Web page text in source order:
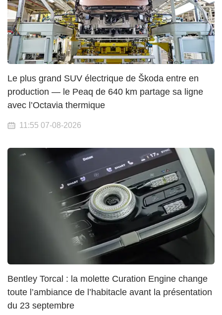
Le plus grand SUV électrique de Škoda entre en
production — le Peaq de 640 km partage sa ligne
avec l’Octavia thermique
11:55 07-08-2026
Bentley Torcal : la molette Curation Engine change
toute l’ambiance de l’habitacle avant la présentation
du 23 septembre